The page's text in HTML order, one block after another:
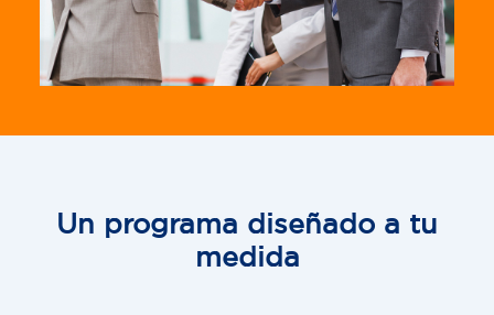
Un programa diseñado a tu
medida